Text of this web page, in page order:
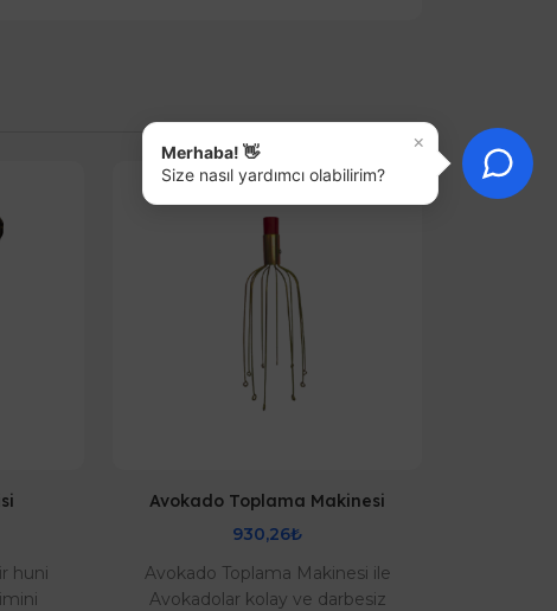
huni
Avokado Toplama Makinesi
930,26₺
Avokado Toplama Makinesi ile
Avokadolar kolay ve darbesiz
×
Merhaba! 👋
Size nasıl yardımcı olabilirim?